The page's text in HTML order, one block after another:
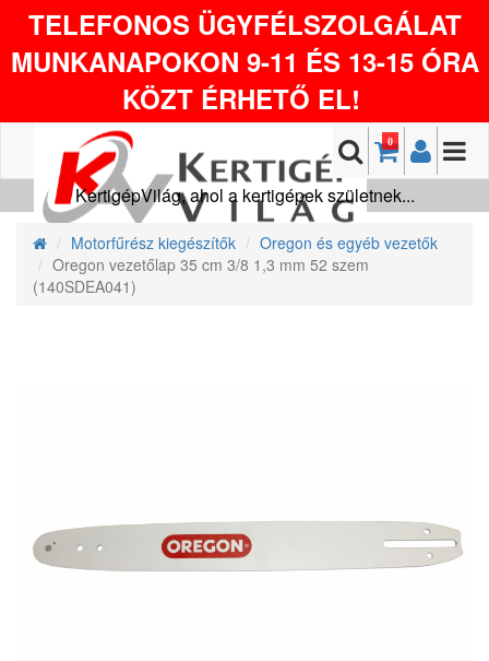
TELEFONOS ÜGYFÉLSZOLGÁLAT
MUNKANAPOKON 9-11 ÉS 13-15 ÓRA
KÖZT ÉRHETŐ EL!
0
KertigépVilág, ahol a kertigépek születnek...
Motorfűrész kiegészítők
Oregon és egyéb vezetők
Oregon vezetőlap 35 cm 3/8 1,3 mm 52 szem
(140SDEA041)